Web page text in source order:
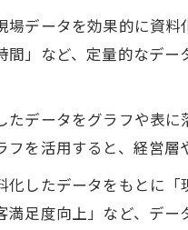
場データを効果的に資
間」など、定量的なデ
たデータをグラフや表
フを活用すると、経営層
化したデータをもとに
満足度向上」など、デー